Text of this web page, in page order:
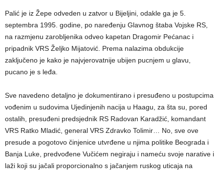
Palić je iz Žepe odveden u zatvor u Bijeljini, odakle ga je 5.
septembra 1995. godine, po naređenju Glavnog štaba Vojske RS,
na razmjenu zarobljenika odveo kapetan Dragomir Pećanac i
pripadnik VRS Željko Mijatović. Prema nalazima obdukcije
zaključeno je kako je najvjerovatnije ubijen pucnjem u glavu,
pucano je s leđa.
Sve navedeno detaljno je dokumentirano i presuđeno u postupcima
vođenim u sudovima Ujedinjenih nacija u Haagu, za šta su, pored
ostalih, presuđeni predsjednik RS Radovan Karadžić, komandant
VRS Ratko Mladić, general VRS Zdravko Tolimir… No, sve ove
presude a pogotovo činjenice utvrđene u njima politike Beograda i
Banja Luke, predvođene Vučićem negiraju i nameću svoje narative i
laži koji su jačali proporcionalno s jačanjem ruskog uticaja na